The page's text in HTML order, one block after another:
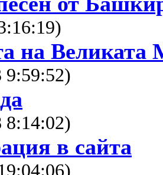
на
9:59:52)
8:14:02)
в сайта